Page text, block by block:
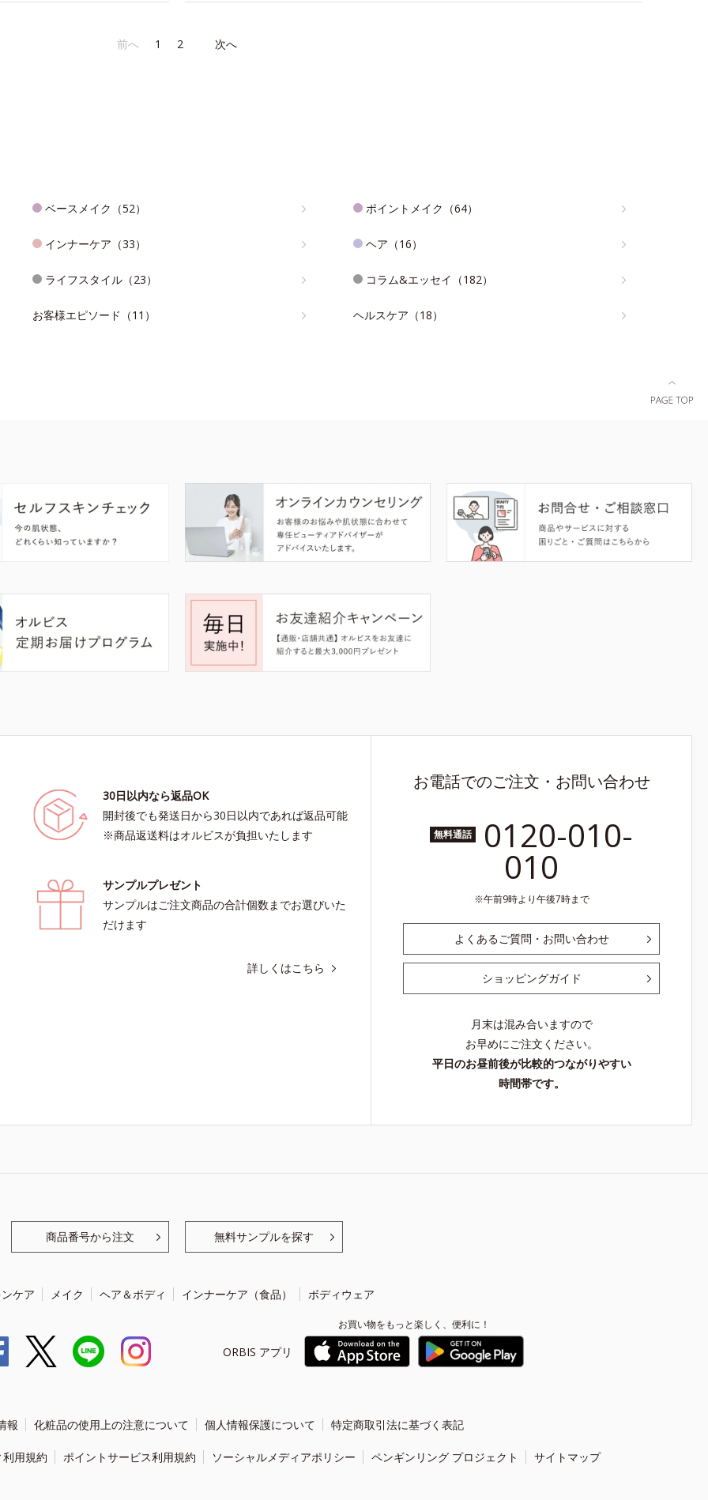
前へ 1 2 次へ
ベースメイク（52） ポイントメイク（64）
インナーケア（33） ヘア（16）
ライフスタイル（23） コラム&エッセイ（182）
お客様エピソード（11） ヘルスケア（18）
30日以内なら返品OK
開封後でも発送日から30日以内であれば返品可能
※商品返送料はオルビスが負担いたします
サンプルプレゼント
サンプルはご注文商品の合計個数までお選びいた
だけます
詳しくはこちら
お電話でのご注文・お問い合わせ
無料通話 0120-010-
010
午前9時より午後7時まで
よくあるご質問・お問い合わせ
ショッピングガイド
月末は混み合いますので
お早めにご注文ください。
平日のお昼前後が比較的つながりやすい
時間帯です。
商品番号から注文 無料サンプルを探す
ケア メイク ヘア＆ボディ インナーケア（食品） ボディウェア
ORBIS アプリ
お買い物をもっと楽しく、便利に！
報 化粧品の使用上の注意について 個人情報保護について 特定商取引法に基づく表記
用規約 ポイントサービス利用規約 ソーシャルメディアポリシー ペンギンリング プロジェクト サイトマップ